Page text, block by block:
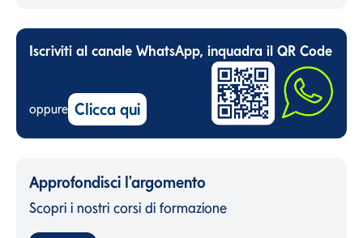
Iscriviti al canale WhatsApp, inquadra il QR Code
oppure Clicca qui
Approfondisci l'argomento
Scopri i nostri corsi di formazione